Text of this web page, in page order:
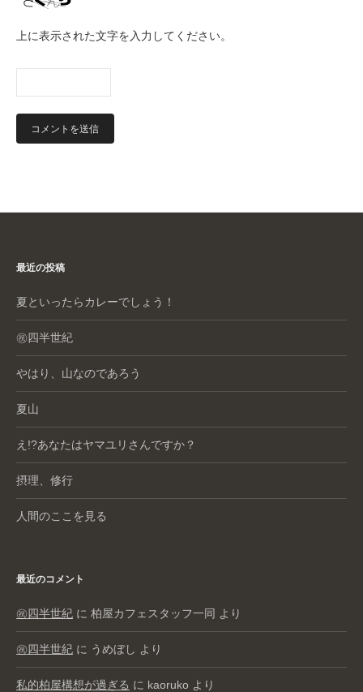
上に表示された文字を入力してください。
最近の投稿
夏といったらカレーでしょう！
㊗️四半世紀
やはり、山なのであろう
夏山
え!?あなたはヤマユリさんですか？
摂理、修行
人間のここを見る
最近のコメント
㊗️四半世紀 に 柏屋カフェスタッフ一同 より
㊗️四半世紀 に うめぼし より
私的柏屋構想が過ぎる に kaoruko より